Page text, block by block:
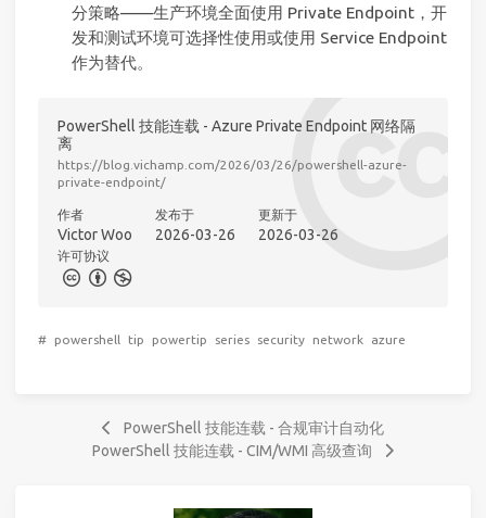
分策略——生产环境全面使用 Private Endpoint，开
发和测试环境可选择性使用或使用 Service Endpoint
作为替代。
PowerShell 技能连载 - Azure Private Endpoint 网络隔
离
https://blog.vichamp.com/2026/03/26/powershell-azure-
private-endpoint/
作者
Victor Woo
发布于
2026-03-26
更新于
2026-03-26
许可协议
# powershell tip powertip series security network azure
PowerShell 技能连载 - 合规审计自动化
PowerShell 技能连载 - CIM/WMI 高级查询